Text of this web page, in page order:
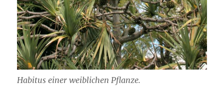
Habitus einer weiblichen Pflanze.